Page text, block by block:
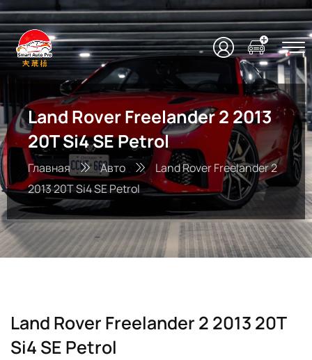
Land Rover Freelander 2 2013
20T Si4 SE Petrol
Главная Авто
Land Rover Freelander 2
2013 20T Si4 SE Petrol
Land Rover Freelander 2 2013 20T
Si4 SE Petrol